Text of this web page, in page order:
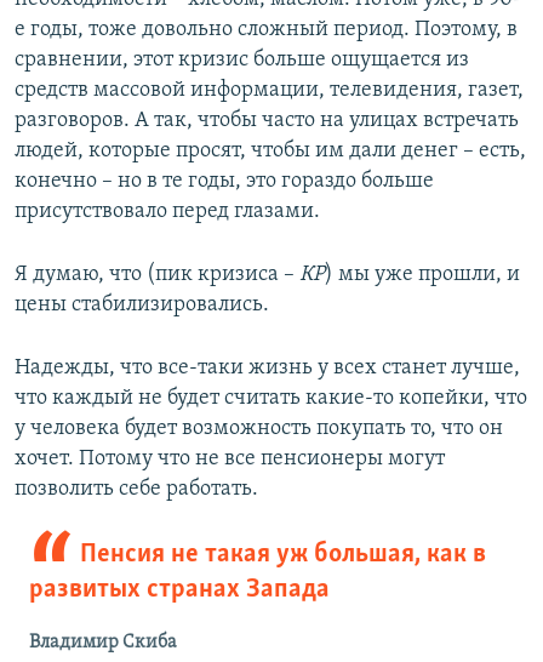
е годы, тоже довольно сложный период. Поэтому, в
сравнении, этот кризис больше ощущается из
средств массовой информации, телевидения, газет,
разговоров. А так, чтобы часто на улицах встречать
людей, которые просят, чтобы им дали денег – есть,
конечно – но в те годы, это гораздо больше
присутствовало перед глазами.
Я думаю, что (пик кризиса – КР) мы уже прошли, и
цены стабилизировались.
Надежды, что все-таки жизнь у всех станет лучше,
что каждый не будет считать какие-то копейки, что
у человека будет возможность покупать то, что он
хочет. Потому что не все пенсионеры могут
позволить себе работать.
Пенсия не такая уж большая, как в
развитых странах Запада
Владимир Скиба